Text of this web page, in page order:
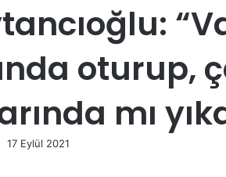
oturup,
mı
Bir
17 Eylül 2021